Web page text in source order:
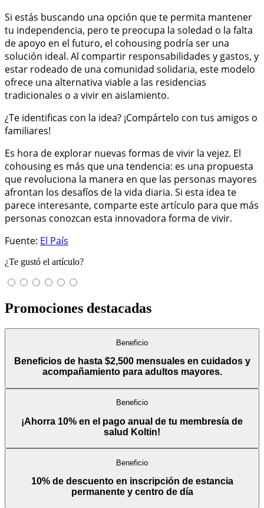
Si estás buscando una opción que te permita mantener
tu independencia, pero te preocupa la soledad o la falta
de apoyo en el futuro, el cohousing podría ser una
solución ideal. Al compartir responsabilidades y gastos, y
estar rodeado de una comunidad solidaria, este modelo
ofrece una alternativa viable a las residencias
tradicionales o a vivir en aislamiento.
¿Te identificas con la idea? ¡Compártelo con tus amigos o
familiares!
Es hora de explorar nuevas formas de vivir la vejez. El
cohousing es más que una tendencia: es una propuesta
que revoluciona la manera en que las personas mayores
afrontan los desafíos de la vida diaria. Si esta idea te
parece interesante, comparte este artículo para que más
personas conozcan esta innovadora forma de vivir.
Fuente: El País
¿Te gustó el artículo?
Promociones destacadas
Beneficio
Beneficios de hasta $2,500 mensuales en cuidados y
acompañamiento para adultos mayores.
Beneficio
¡Ahorra 10% en el pago anual de tu membresía de
salud Koltin!
Beneficio
10% de descuento en inscripción de estancia
permanente y centro de día